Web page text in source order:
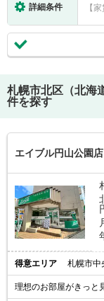
詳細条件 【
札幌市北区（北海
件を探す
エイブル円山公園店
得意エリア
理想のお部屋がきっと